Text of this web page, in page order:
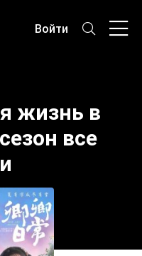
Войти
жизнь в
все